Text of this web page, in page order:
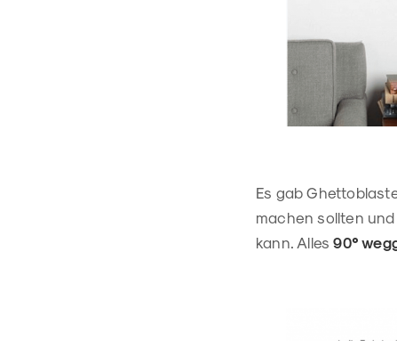
Es gab
machen sollten
kann. Alles90°